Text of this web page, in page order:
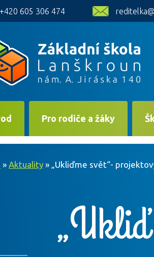
+420 605 306 474
Pro rodiče a žáky
» Aktuality » „Ukliďme svět“-